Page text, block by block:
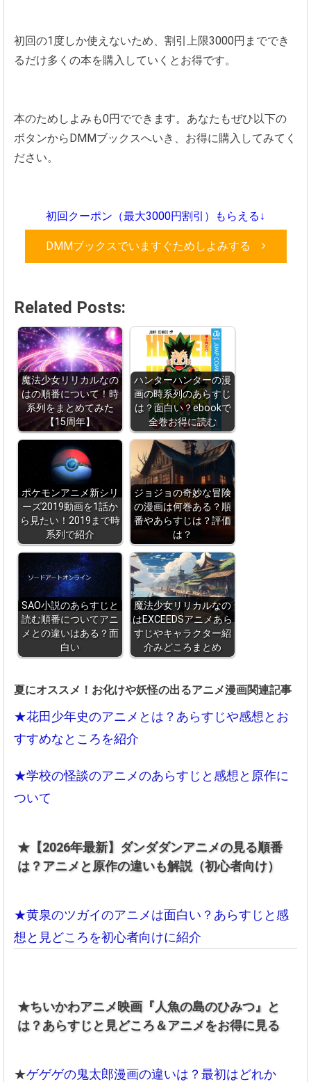
初回の1度しか使えないため、割引上限3000円まででき
るだけ多くの本を購入していくとお得です。
本のためしよみも0円でできます。あなたもぜひ以下の
ボタンからDMMブックスへいき、お得に購入してみてく
ださい。
初回クーポン（最大3000円割引）もらえる↓
DMMブックスでいますぐためしよみする
Related Posts:
魔法少女リリカルなの
はの順番について！時
系列をまとめてみた
【15周年】
ハンターハンターの漫
画の時系列のあらすじ
は？面白い？ebookで
全巻お得に読む
ポケモンアニメ新シリ
ーズ2019動画を1話か
ら見たい！2019まで時
系列で紹介
ジョジョの奇妙な冒険
の漫画は何巻ある？順
番やあらすじは？評価
は？
SAO小説のあらすじと
読む順番についてアニ
メとの違いはある？面
白い
魔法少女リリカルなの
はEXCEEDSアニメあら
すじやキャラクター紹
介みどころまとめ
夏にオススメ！お化けや妖怪の出るアニメ漫画関連記事
★花田少年史のアニメとは？あらすじや感想とお
すすめなところを紹介
★学校の怪談のアニメのあらすじと感想と原作に
ついて
★【2026年最新】ダンダダンアニメの見る順番
は？アニメと原作の違いも解説（初心者向け）
★黄泉のツガイのアニメは面白い？あらすじと感
想と見どころを初心者向けに紹介
★ちいかわアニメ映画『人魚の島のひみつ』と
は？あらすじと見どころ＆アニメをお得に見る
★ゲゲゲの鬼太郎漫画の違いは？最初はどれか